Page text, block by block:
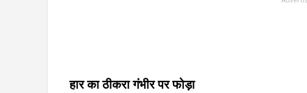
हार का ठीकरा गंभीर पर फोड़ा